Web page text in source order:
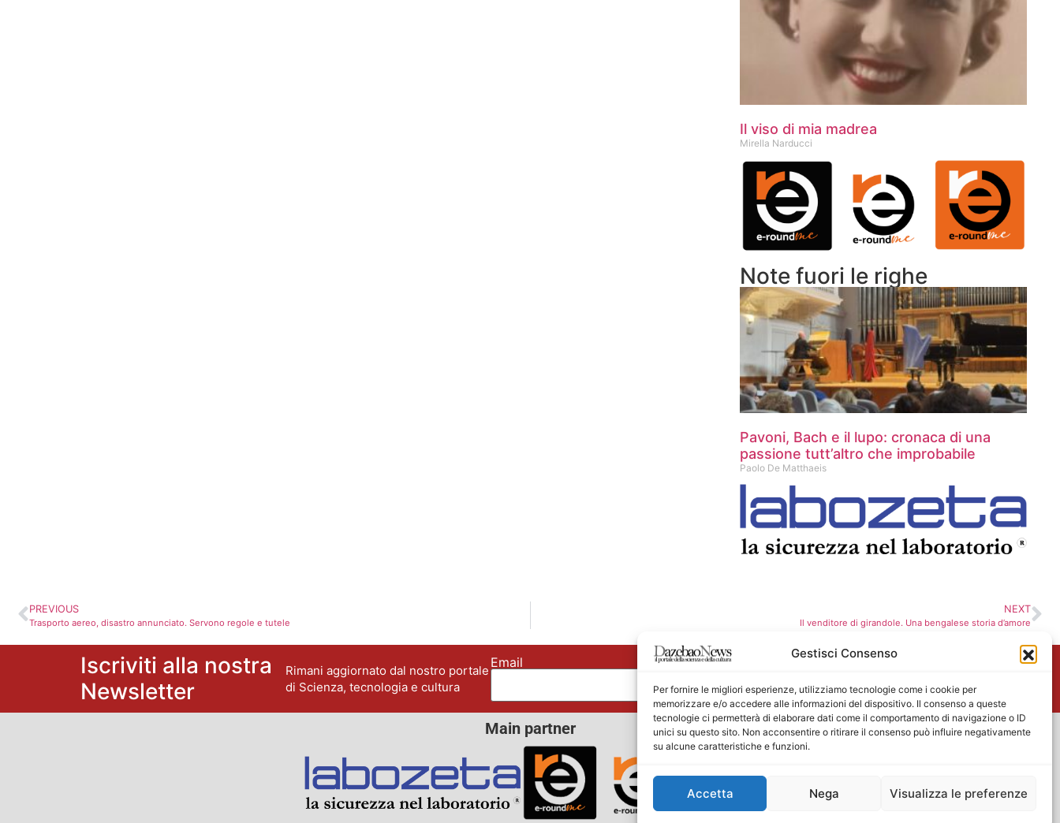
Gestisci Consenso
Per fornire le migliori esperienze, utilizziamo tecnologie come i cookie per
memorizzare e/o accedere alle informazioni del dispositivo. Il consenso a queste
tecnologie ci permetterà di elaborare dati come il comportamento di navigazione o ID
unici su questo sito. Non acconsentire o ritirare il consenso può influire negativamente
su alcune caratteristiche e funzioni.
Accetta Nega Visualizza le preferenze
Il viso di mia madrea
Mirella Narducci
Note fuori le righe
Pavoni, Bach e il lupo: cronaca di una
passione tutt’altro che improbabile
Paolo De Matthaeis
PREVIOUS
Trasporto aereo, disastro annunciato. Servono regole e tutele
NEXT
Il venditore di girandole. Una bengalese storia d’amore
Iscriviti alla nostra
Newsletter
Rimani aggiornato dal nostro portale
di Scienza, tecnologia e cultura
Email Nome
Main partner